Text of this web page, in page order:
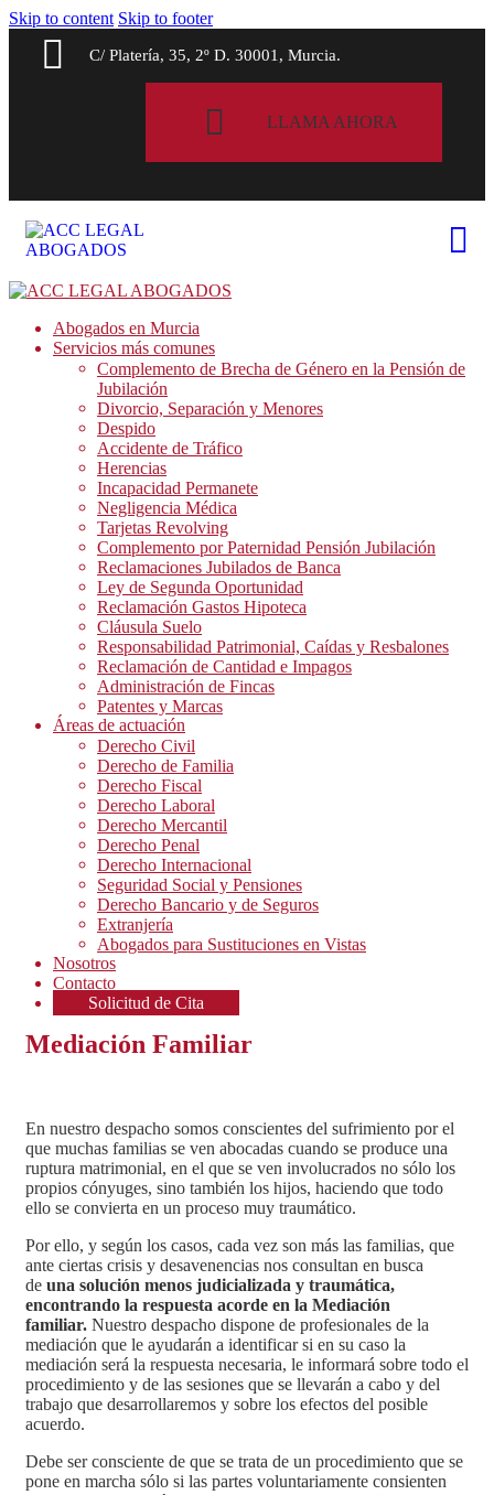
Skip to content Skip to footer
C/ Platería, 35, 2º D. 30001, Murcia.
LLAMA AHORA
Abogados en Murcia
Servicios más comunes
Complemento de Brecha de Género en la Pensión de
Jubilación
Divorcio, Separación y Menores
Despido
Accidente de Tráfico
Herencias
Incapacidad Permanete
Negligencia Médica
Tarjetas Revolving
Complemento por Paternidad Pensión Jubilación
Reclamaciones Jubilados de Banca
Ley de Segunda Oportunidad
Reclamación Gastos Hipoteca
Cláusula Suelo
Responsabilidad Patrimonial, Caídas y Resbalones
Reclamación de Cantidad e Impagos
Administración de Fincas
Patentes y Marcas
Áreas de actuación
Derecho Civil
Derecho de Familia
Derecho Fiscal
Derecho Laboral
Derecho Mercantil
Derecho Penal
Derecho Internacional
Seguridad Social y Pensiones
Derecho Bancario y de Seguros
Extranjería
Abogados para Sustituciones en Vistas
Nosotros
Contacto
Solicitud de Cita
Mediación Familiar
En nuestro despacho somos conscientes del sufrimiento por el
que muchas familias se ven abocadas cuando se produce una
ruptura matrimonial, en el que se ven involucrados no sólo los
propios cónyuges, sino también los hijos, haciendo que todo
ello se convierta en un proceso muy traumático.
Por ello, y según los casos, cada vez son más las familias, que
ante ciertas crisis y desavenencias nos consultan en busca
de una solución menos judicializada y traumática,
encontrando la respuesta acorde en la Mediación
familiar. Nuestro despacho dispone de profesionales de la
mediación que le ayudarán a identificar si en su caso la
mediación será la respuesta necesaria, le informará sobre todo el
procedimiento y de las sesiones que se llevarán a cabo y del
trabajo que desarrollaremos y sobre los efectos del posible
acuerdo.
Debe ser consciente de que se trata de un procedimiento que se
pone en marcha sólo si las partes voluntariamente consienten